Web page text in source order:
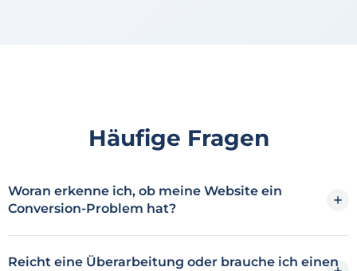
Häufige Fragen
Woran erkenne ich, ob meine Website ein
Conversion-Problem hat?
Reicht eine Überarbeitung oder brauche ich einen